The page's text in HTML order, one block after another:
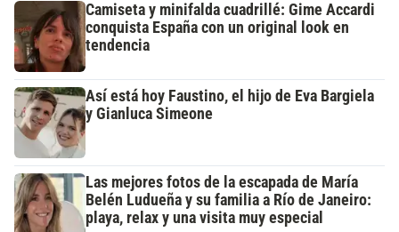
Camiseta y minifalda cuadrillé: Gime Accardi
conquista España con un original look en
tendencia
Así está hoy Faustino, el hijo de Eva Bargiela
y Gianluca Simeone
Las mejores fotos de la escapada de María
Belén Ludueña y su familia a Río de Janeiro:
playa, relax y una visita muy especial